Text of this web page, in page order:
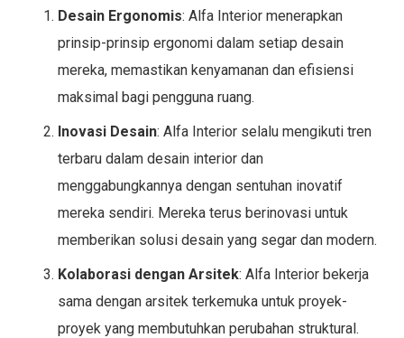
Desain Ergonomis: Alfa Interior menerapkan
prinsip-prinsip ergonomi dalam setiap desain
mereka, memastikan kenyamanan dan efisiensi
maksimal bagi pengguna ruang.
Inovasi Desain: Alfa Interior selalu mengikuti tren
terbaru dalam desain interior dan
menggabungkannya dengan sentuhan inovatif
mereka sendiri. Mereka terus berinovasi untuk
memberikan solusi desain yang segar dan modern.
Kolaborasi dengan Arsitek: Alfa Interior bekerja
sama dengan arsitek terkemuka untuk proyek-
proyek yang membutuhkan perubahan struktural.